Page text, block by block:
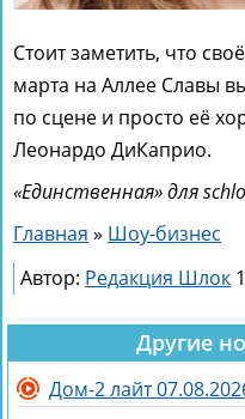
Стоит заметить, что
марта на Аллее Славы
по сцене и просто её
Леонардо ДиКаприо.
«Единственная» для
Главная » Шоу-бизнес
Автор: Редакция Шлок
Другие
Дом-2 лайт